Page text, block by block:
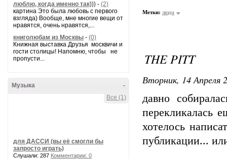
люблю, когда именно так))) - (2)
картина Это была любовь с первого
взгляда) Вообще, мне многие вещи от
нравятся, очень нравятся,...
книголюбам из Москвы - (0)
Книжная выставка Друзья москвичи и
гости столицы! Напомню, чтобы не
пропусти...
-
Музыка
Все (1)
для ДАССИ (вы её смогли бы
запросто играть)
Слушали: 287 Комментарии: 0
Метки: люди
THE PITT
Вторник, 14 Апреля
давно
перекликалась
хотелось
публикации...